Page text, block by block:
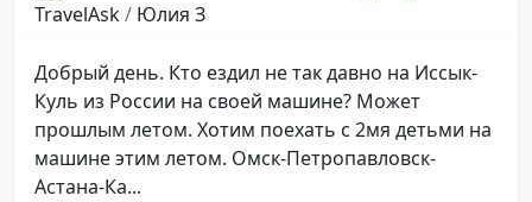
TravelAsk/ Юлия З
Добрый день. Кто ездил не так давно на Иссык-
Куль из России на своей машине? Может
прошлым летом. Хотим поехать с 2мя детьми на
машине этим летом. Омск-Петропавловск-
Астана-Ка...